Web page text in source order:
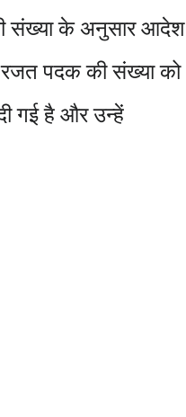
संख्या के अनुसार आदेश
रजत पदक की संख्या को
गई है और उन्हें